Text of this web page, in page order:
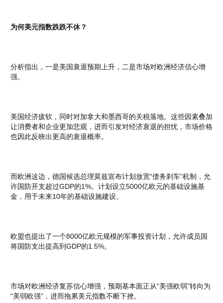
为何美元指数跌跌不休？
分析指出，一是美国衰退预期上升，二是市场对欧洲经济信心增
强。
美国经济疲软，同时对加拿大和墨西哥的关税落地。这些因素叠加
让消费者和企业更加悲观，进而引发对经济衰退的担忧，市场价格
也因此反映出更高的衰退概率。
而欧洲这边，德国候选总理莫兹宣布计划放宽“债务刹车”机制，允
许国防开支超过GDP的1%。计划设立5000亿欧元的基础设施基
金，用于未来10年的基础设施建设。
欧盟也提出了一个8000亿欧元规模的军事投资计划，允许成员国
将国防支出提高到GDP的1.5%。
市场对欧洲经济复苏信心增强，预期基本面正从“美强欧弱”转向为
“美弱欧强”，进而拖累美元指数不断下挫。